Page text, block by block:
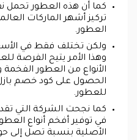
كما أن هذه العطور تحمل
تركيز أشهر الماركات
العطور.
ولكن تختلف فقط في
وهذا الأمر يتيح الفرصة
الأنواع من العطور الفخمة
الحصول على كود خصم
للعطور.
كما نجحت الشركة التي
في توفير أفخم أنواع
الأصلية بنسبة تصل إلى حوالي 98٪